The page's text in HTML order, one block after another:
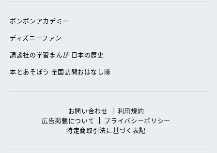
ボンボンアカデミー
ディズニーファン
講談社の学習まんが 日本の歴史
本とあそぼう 全国訪問おはなし隊
お問い合わせ
利用規約
広告掲載について
プライバシーポリシー
特定商取引法に基づく表記